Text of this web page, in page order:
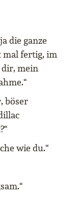
die ganze
mal fertig, im
dir, mein
böser
wie du.“